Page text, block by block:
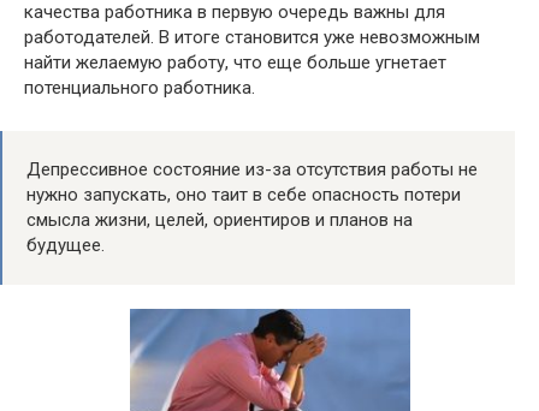
качества работника в первую очередь важны для
работодателей. В итоге становится уже невозможным
найти желаемую работу, что еще больше угнетает
потенциального работника.
Депрессивное состояние из-за отсутствия работы не
нужно запускать, оно таит в себе опасность потери
смысла жизни, целей, ориентиров и планов на
будущее.